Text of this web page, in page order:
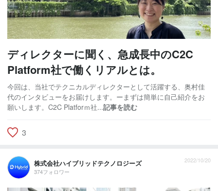
ディレクターに聞く、急成長中のC2C
Platform社で働くリアルとは。
今回は、当社でテクニカルディレクターとして活躍する、奥村佳
代のインタビューをお届けします。ーまずは簡単に自己紹介をお
願いします。C2C Platforｍ社...記事を読む
3
株式会社ハイブリッドテクノロジーズ
374フォロワー
2022/10/20